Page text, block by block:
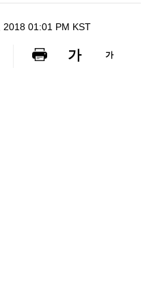
2018 01:01 PM KST
가 가